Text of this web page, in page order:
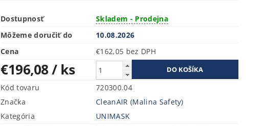
Dostupnosť
Skladem - Prodejna
Môžeme doručiť do
10.08.2026
Cena
€162,05 bez DPH
€196,08/ ks
Kód tovaru
720300.04
Značka
CleanAIR (Malina Safety)
Kategória
UNIMASK